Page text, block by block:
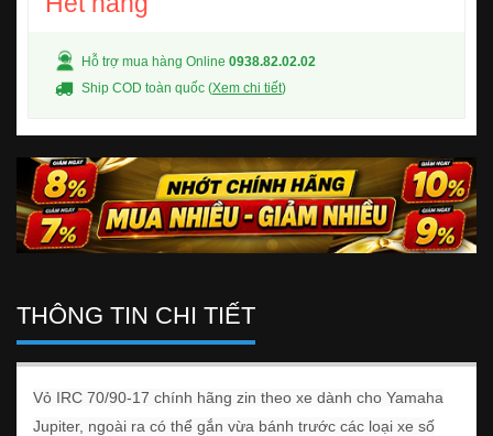
Hỗ trợ mua hàng Online 0938.82.02.02
Ship COD toàn quốc (Xem chi tiết)
THÔNG TIN CHI TIẾT
Vỏ IRC 70/90-17 chính hãng zin theo xe dành cho Yamaha
Jupiter, ngoài ra có thể gắn vừa bánh trước các loại xe số